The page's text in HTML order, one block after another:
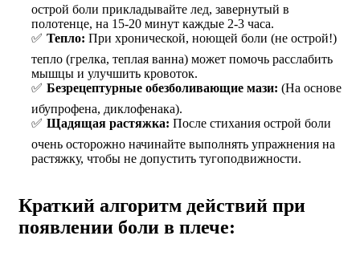
острой боли прикладывайте лед, завернутый в
полотенце, на 15-20 минут каждые 2-3 часа.
Тепло: При хронической, ноющей боли (не острой!)
тепло (грелка, теплая ванна) может помочь расслабить
мышцы и улучшить кровоток.
Безрецептурные обезболивающие мази: (На основе
ибупрофена, диклофенака).
Щадящая растяжка: После стихания острой боли
очень осторожно начинайте выполнять упражнения на
растяжку, чтобы не допустить тугоподвижности.
Краткий алгоритм действий при
появлении боли в плече: